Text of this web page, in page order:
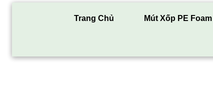
Trang Chủ Mút Xốp PE Foam